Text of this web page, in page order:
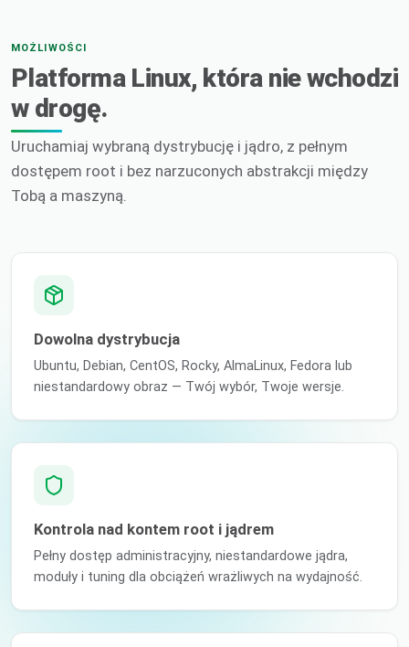
MOŻLIWOŚCI
Platforma Linux, która nie wchodzi
w drogę.
Uruchamiaj wybraną dystrybucję i jądro, z pełnym
dostępem root i bez narzuconych abstrakcji między
Tobą a maszyną.
Dowolna dystrybucja
Ubuntu, Debian, CentOS, Rocky, AlmaLinux, Fedora lub
niestandardowy obraz — Twój wybór, Twoje wersje.
Kontrola nad kontem root i jądrem
Pełny dostęp administracyjny, niestandardowe jądra,
moduły i tuning dla obciążeń wrażliwych na wydajność.